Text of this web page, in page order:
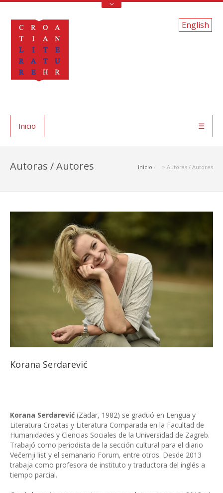
English
Inicio ☰
Inicio > Autoras / Autores
Autoras / Autores
Korana Serdarević
Korana Serdarević (Zadar, 1982) se graduó en Lengua y
Literatura Croatas y Literatura Comparada en la Facultad de
Humanidades y Ciencias Sociales de la Universidad de Zagreb.
Trabajó como periodista de la sección cultural para el diario
Večernji list y el semanario Forum, entre otros. Desde 2013
trabaja como profesora de instituto y traductora del inglés a
tiempo parcial.